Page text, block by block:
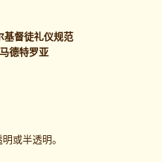
督徒礼仪规范
德特罗亚
或半透明。